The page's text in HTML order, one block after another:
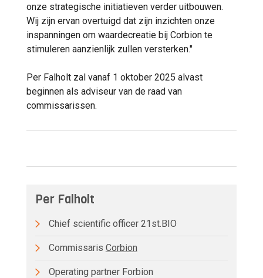
onze strategische initiatieven verder uitbouwen.
Wij zijn ervan overtuigd dat zijn inzichten onze
inspanningen om waardecreatie bij Corbion te
stimuleren aanzienlijk zullen versterken."
Per Falholt zal vanaf 1 oktober 2025 alvast
beginnen als adviseur van de raad van
commissarissen.
Per Falholt
Chief scientific officer 21st.BIO
Commissaris Corbion
Operating partner Forbion